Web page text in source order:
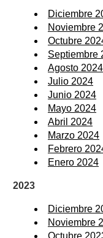
Diciembre
Noviembre
Octubre
Septiembre
Agosto 2024
Julio 2024
Junio 2024
Mayo 2024
Abril 2024
Marzo 2024
Febrero
Enero 2024
2023
Diciembre
Noviembre